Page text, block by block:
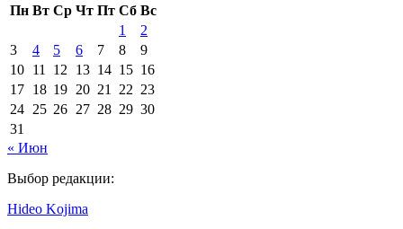
Пн Вт Ср Чт Пт Сб Вс
1
2
3
4 5 6 7 8
9
10 11 12 13 14 15 16
17 18 19 20 21 22 23
24 25 26 27 28 29 30
31
« Июн
Выбор редакции:
Hideo Kojima